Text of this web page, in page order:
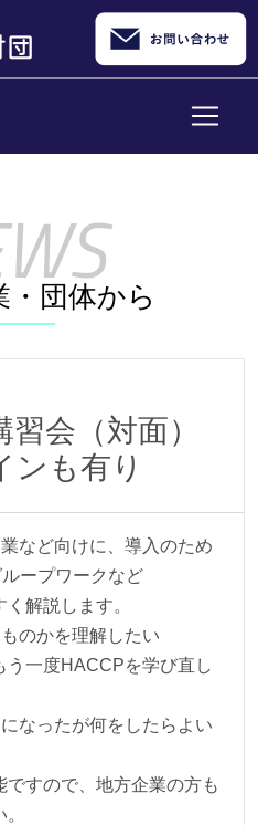
団体から
会（対面）
ンも有り
など向けに、導入のため
ープワークなど
解説します。
のかを理解したい
う一度HACCPを学び直し
なったが何をしたらよい
すので、地方企業の方も